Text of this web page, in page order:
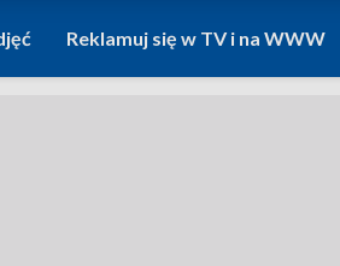
Reklamuj się w TV i na WWW